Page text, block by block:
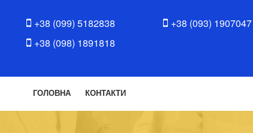
+38 (099) 5182838
+38 (098) 1891818
+38 (093) 1907047
ГОЛОВНА КОНТАКТИ